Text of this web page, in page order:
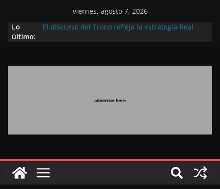
viernes, agosto 7, 2026
Lo
último:
El discurso del Trono refleja la estrategia Real
El Discurso Real, un mensaje portador de
Extranjero: al servicio de los grandes proyectos de
llegada masiva de marroquíes residentes en el
inversores internacionales en el potencial de
Marruecos gracias a una visión estratégica
(experto chino)